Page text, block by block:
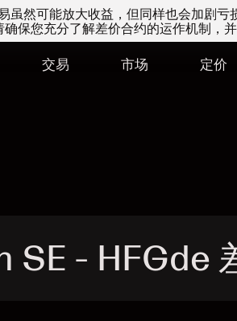
然可能放大收益，但同样也会加剧亏
保您充分了解差价合约的运作机制，
交易 市场 定价
SE - HFGde